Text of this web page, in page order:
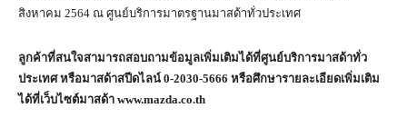
สิงหาคม 2564 ณ ศูนย์บริการมาตรฐานมาสด้าทั่วประเทศ
ลูกค้าที่สนใจสามารถสอบถามข้อมูลเพิ่มเติมได้ที่ศูนย์บริการมาสด้าทั่ว
ประเทศ หรือมาสด้าสปีดไลน์ 0-2030-5666 หรือศึกษารายละเอียดเพิ่มเติม
ได้ที่เว็บไซต์มาสด้า www.mazda.co.th